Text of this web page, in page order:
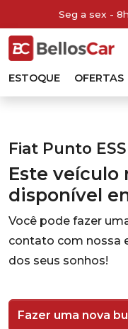
Seg a sex -
ESTOQUE OFERTAS
Fiat Punto
Este veículo
disponível
Você pode fazer
contato com nossa
dos seus sonhos!
Fazer uma nova